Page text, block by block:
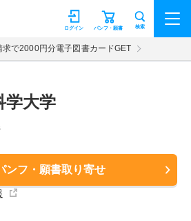
ン パンフ・願書
ログイン 検索
求で2000円分電子図書カードGET
学大学
ンフ・願書取り寄せ